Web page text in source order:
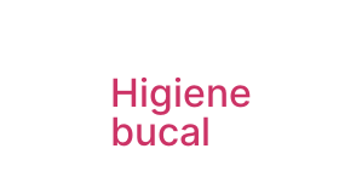
Higiene
bucal